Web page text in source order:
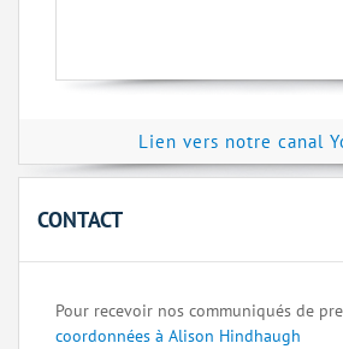
Lien vers notre canal
CONTACT
Pour recevoir nos communiqués de
coordonnées à Alison Hindhaugh